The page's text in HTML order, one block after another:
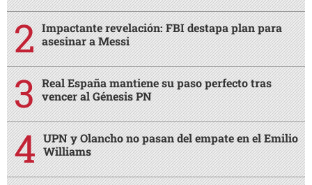
Impactante revelación: FBI destapa plan para
asesinar a Messi
Real España mantiene su paso perfecto tras
vencer al Génesis PN
UPN y Olancho no pasan del empate en el Emilio
Williams